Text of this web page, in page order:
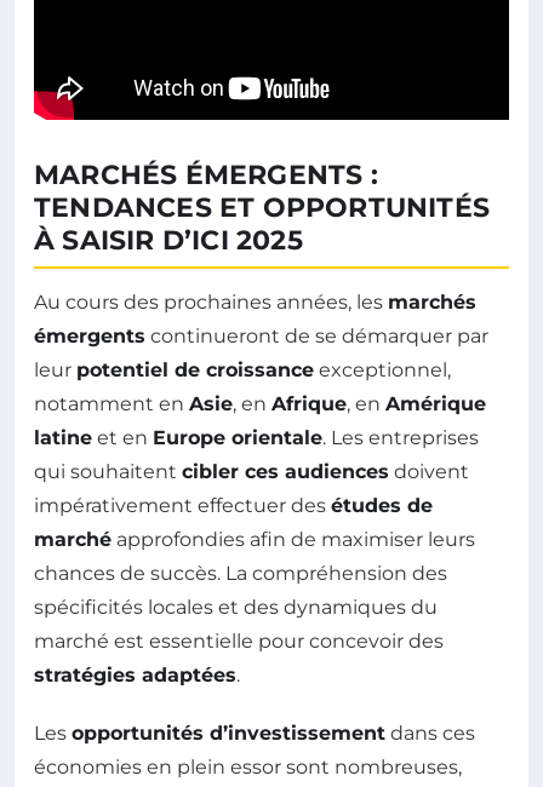
MARCHÉS ÉMERGENTS :
TENDANCES ET OPPORTUNITÉS
À SAISIR D’ICI 2025
Au cours des prochaines années, les marchés
émergents continueront de se démarquer par
leur potentiel de croissance exceptionnel,
notamment en Asie, en Afrique, en Amérique
latine et en Europe orientale. Les entreprises
qui souhaitent cibler ces audiences doivent
impérativement effectuer des études de
marché approfondies afin de maximiser leurs
chances de succès. La compréhension des
spécificités locales et des dynamiques du
marché est essentielle pour concevoir des
stratégies adaptées.
Les opportunités d’investissement dans ces
économies en plein essor sont nombreuses,